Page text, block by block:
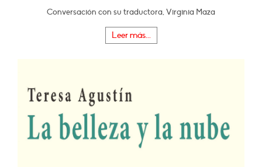
Conversación con su traductora, Virginia Maza
Leer más...